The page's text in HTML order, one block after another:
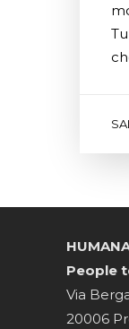
People
Via
20006